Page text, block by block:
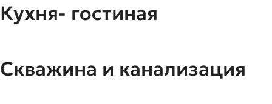
Кухня- гостиная
Скважина и канализация